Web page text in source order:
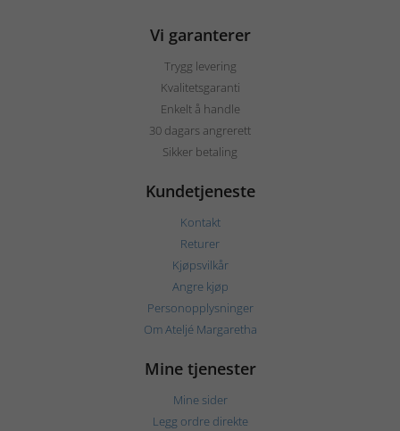
Vi garanterer
Trygg levering
Kvalitetsgaranti
Enkelt å handle
30 dagars angrerett
Sikker betaling
Kundetjeneste
Kontakt
Returer
Kjøpsvilkår
Angre kjøp
Personopplysninger
Om Ateljé Margaretha
Mine tjenester
Mine sider
Legg ordre direkte